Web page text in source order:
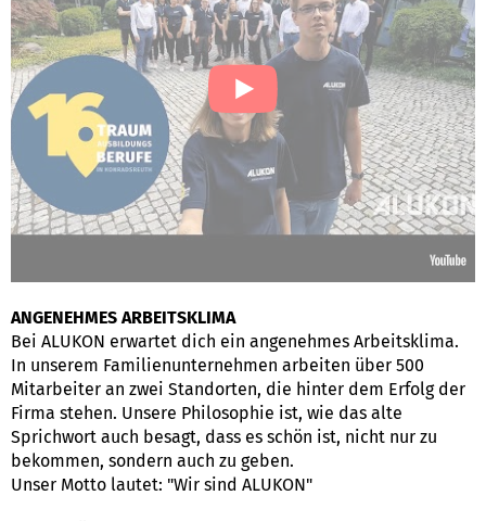
ANGENEHMES ARBEITSKLIMA
Bei ALUKON erwartet dich ein angenehmes Arbeitsklima.
In unserem Familienunternehmen arbeiten über 500
Mitarbeiter an zwei Standorten, die hinter dem Erfolg der
Firma stehen. Unsere Philosophie ist, wie das alte
Sprichwort auch besagt, dass es schön ist, nicht nur zu
bekommen, sondern auch zu geben.
Unser Motto lautet: "Wir sind ALUKON"